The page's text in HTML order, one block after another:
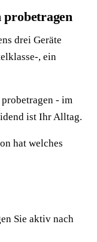
drei Geräte
, ein
- im
ist Ihr Alltag.
hat welches
Sie aktiv nach